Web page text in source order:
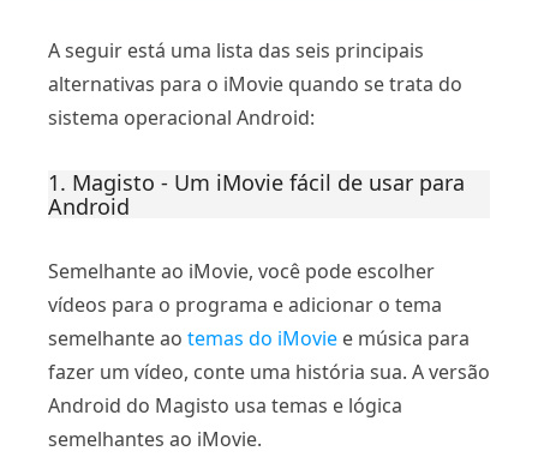
A seguir está uma lista das seis principais
alternativas para o iMovie quando se trata do
sistema operacional Android:
1. Magisto - Um iMovie fácil de usar para
Android
Semelhante ao iMovie, você pode escolher
vídeos para o programa e adicionar o tema
semelhante ao temas do iMovie e música para
fazer um vídeo, conte uma história sua. A versão
Android do Magisto usa temas e lógica
semelhantes ao iMovie.